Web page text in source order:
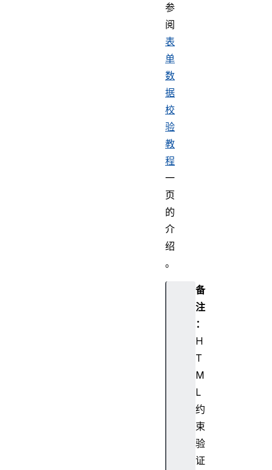
参
阅
表
单
数
据
校
验
教
程
一
页
的
介
绍
。
备
注
：
H
T
M
L
约
束
验
证